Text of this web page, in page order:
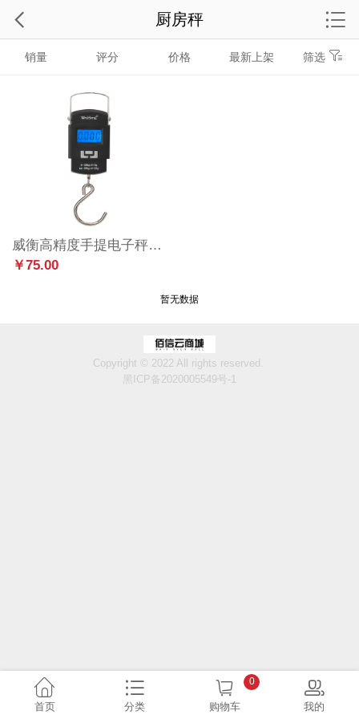
销量 评分 价格 最新上架 筛选
威衡高精度手提电子秤便携55公斤黑色【升级充电款带充电器】
￥75.00
暂无数据
厨房秤
Copyright © 2022 All rights reserved.
黑ICP备2020005549号-1
首页 分类 购物车
0
我的